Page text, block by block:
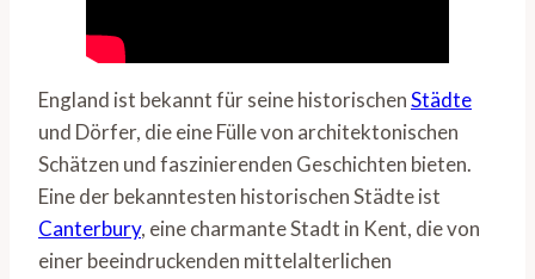
England ist bekannt für seine historischenStädte
und Dörfer, die eine Fülle von architektonischen
Schätzen und faszinierenden Geschichten bieten.
Eine der bekanntesten historischen Städte ist
Canterbury, eine charmante Stadt in Kent, die von
einer beeindruckenden mittelalterlichen